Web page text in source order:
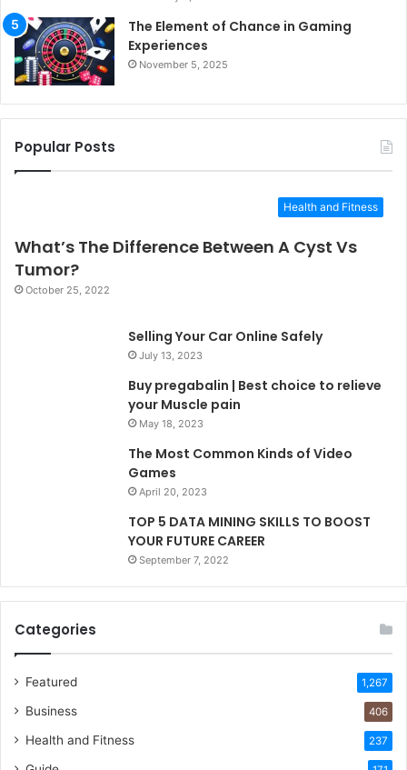
The Element of Chance in Gaming
Experiences
November 5, 2025
Popular Posts
Health and Fitness
What’s The Difference Between A Cyst Vs
Tumor?
October 25, 2022
Selling Your Car Online Safely
July 13, 2023
Buy pregabalin | Best choice to relieve
your Muscle pain
May 18, 2023
The Most Common Kinds of Video
Games
April 20, 2023
TOP 5 DATA MINING SKILLS TO BOOST
YOUR FUTURE CAREER
September 7, 2022
Categories
Featured 1,267
Business 406
Health and Fitness 237